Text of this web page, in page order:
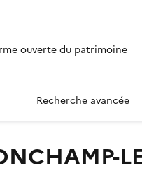
ouverte du patrimoine
Recherche avancée